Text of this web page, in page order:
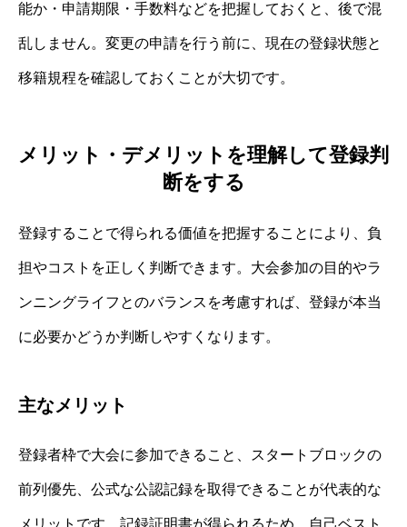
能か・申請期限・手数料などを把握しておくと、後で混
乱しません。変更の申請を行う前に、現在の登録状態と
移籍規程を確認しておくことが大切です。
メリット・デメリットを理解して登録判
断をする
登録することで得られる価値を把握することにより、負
担やコストを正しく判断できます。大会参加の目的やラ
ンニングライフとのバランスを考慮すれば、登録が本当
に必要かどうか判断しやすくなります。
主なメリット
登録者枠で大会に参加できること、スタートブロックの
前列優先、公式な公認記録を取得できることが代表的な
メリットです。記録証明書が得られるため、自己ベスト